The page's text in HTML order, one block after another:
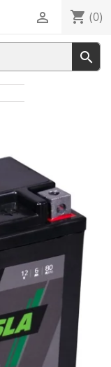
shopping_cart (0)

